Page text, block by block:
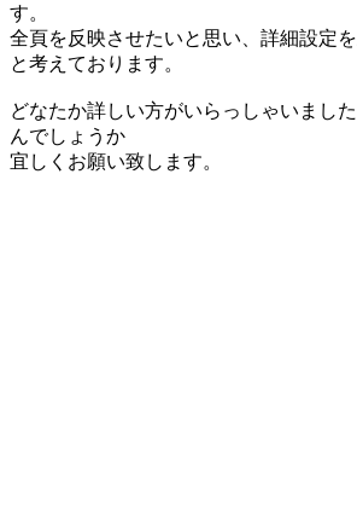
す。
全頁を反映させたいと思い、詳細設定
と考えております。
どなたか詳しい方がいらっしゃいまし
んでしょうか
宜しくお願い致します。